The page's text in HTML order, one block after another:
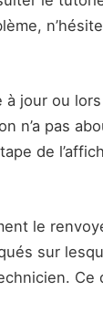
à jour ou
n’a pas
de
le
sur
Ce